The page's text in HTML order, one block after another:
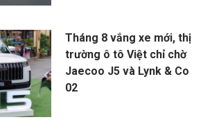
Tháng 8 vắng xe mới, thị
trường ô tô Việt chỉ chờ
Jaecoo J5 và Lynk & Co
02